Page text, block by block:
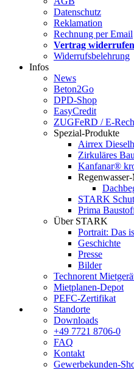
Datenschutz
Reklamation
Rechnung per Email
Vertrag widerrufen
Widerrufsbelehrung
Infos
News
Beton2Go
DPD-Shop
EasyCredit
ZUGFeRD / E-
Spezial-Produkte
Airrex
Zirkuläres
Kanfanar®
STARK
Prima
Über STARK
Portrait: Das
Geschichte
Presse
Bilder
Technorent
Mietplanen-Depot
PEFC-Zertifikat
Standorte
Downloads
+49 7721 8706-0
FAQ
Kontakt
Gewerbekunden-